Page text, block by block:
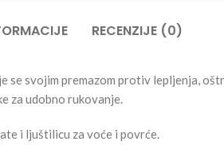
RECENZIJE (0)
svojim premazom protiv lepljenja,
za udobno rukovanje.
i ljuštilicu za voće i povrće.